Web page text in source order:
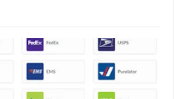
permettre de marquer les chauffeurs 'favoris'
à la proposition du Royaume-Uni d'espionner les messages cryptés
employés contre la divulgation de secrets commerciaux